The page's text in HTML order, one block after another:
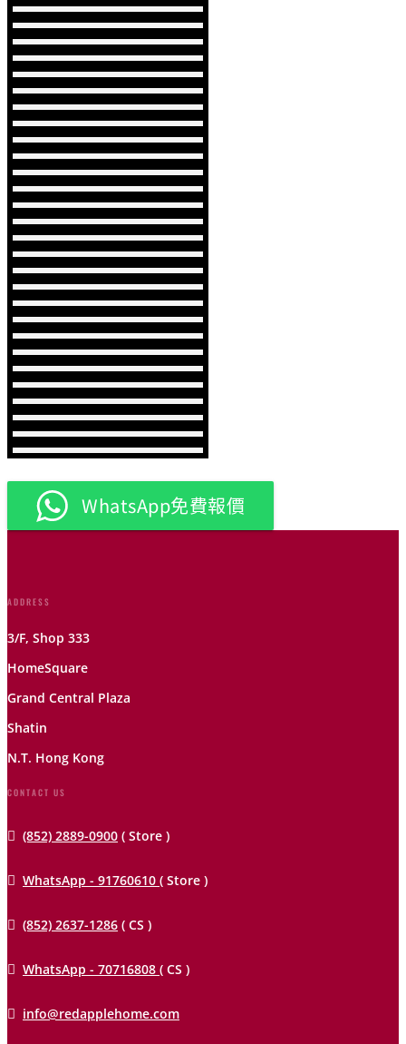
WhatsApp免費報價
ADDRESS
3/F, Shop 333
HomeSquare
Grand Central Plaza
Shatin
N.T. Hong Kong
CONTACT US
 (852) 2889-0900 ( Store )
 WhatsApp - 91760610 ( Store )
 (852) 2637-1286 ( CS )
 WhatsApp - 70716808 ( CS )
 info@redapplehome.com